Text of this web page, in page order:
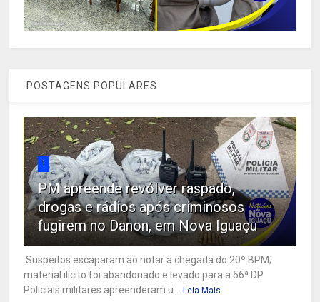
POSTAGENS POPULARES
1
PM apreende revólver raspado,
drogas e rádios após criminosos
fugirem no Danon, em Nova Iguaçu
Suspeitos escaparam ao notar a chegada do 20º BPM;
material ilícito foi abandonado e levado para a 56ª DP
Policiais militares apreenderam u...
Leia Mais